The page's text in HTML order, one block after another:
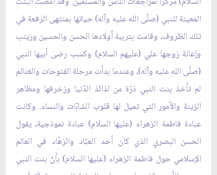
المعينة للنبي (صلّى الله عليه وآله) حياتها بمنتهى الرفعة في
تلك الظروف، وقامت بتربية أولادها الحسن والحسين وزينب
وإعانة زوجها علي (عليهم السلام) وكسب رضى أبيها النبي
(صلّى الله عليه وآله)، وعندما بدأت مرحلة الفتوحات والغنائم
لم تأخذ بنت النبي ذرّة من لذائذ الدّنيا وزخرفها ومظاهر
الزينة والأمور التي تميل لها قلوب الشابّات والنساء. وكانت
عبادة فاطمة الزهراء (عليها السلام) عبادة نموذجية، يقول
الحسن البصري الذي كان أحد العبّاد والزهّاد في العالم
الإسلامي حول فاطمة الزهراء (عليها السلام) بأنّ بنت النبي